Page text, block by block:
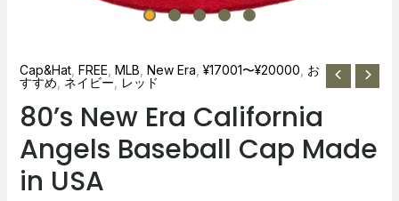
Cap&Hat, FREE MLB New Era ¥17001〜¥20000 お
すすめ ネイビー レッド
80’s New Era California
Angels Baseball Cap Made
in USA